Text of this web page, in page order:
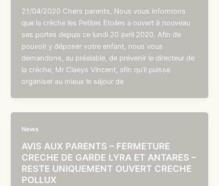
21/04/2020 Chers parents, Nous vous informons
que la crèche les Petites Etoiles a ouvert à nouveau
ses portes depuis ce lundi 20 avril 2020. Afin de
pouvoir y déposer votre enfant, nous vous
demandons, au préalable, de prévenir le directeur de
la crèche, Mr Claeys Vincent, afin qu’il puisse
organiser au mieux le séjour de
News
AVIS AUX PARENTS – FERMETURE
CRECHE DE GARDE LYRA ET ANTARES –
RESTE UNIQUEMENT OUVERT CRECHE
POLLUX